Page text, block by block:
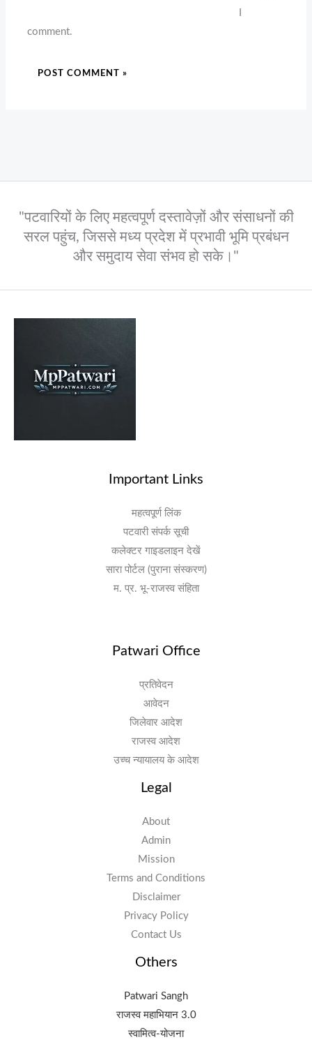
comment.
"पटवारियों के लिए महत्वपूर्ण दस्तावेज़ों और संसाधनों की
सरल पहुंच, जिससे मध्य प्रदेश में प्रभावी भूमि प्रबंधन
और समुदाय सेवा संभव हो सके।"
Important Links
महत्वपूर्ण लिंक
पटवारी संपर्क सूची
कलेक्टर गाइडलाइन देखें
सारा पोर्टल (पुराना संस्करण)
म. प्र. भू-राजस्व संहिता
Patwari Office
प्रतिवेदन
आवेदन
जिलेवार आदेश
राजस्व आदेश
उच्च न्यायालय के आदेश
Legal
About
Admin
Mission
Terms and Conditions
Disclaimer
Privacy Policy
Contact Us
Others
Patwari Sangh
राजस्व महाभियान 3.0
स्वामित्व-योजना